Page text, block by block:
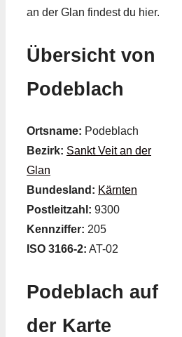
an der Glan findest du hier.
Übersicht von
Podeblach
Ortsname: Podeblach
Bezirk: Sankt Veit an der
Glan
Bundesland: Kärnten
Postleitzahl: 9300
Kennziffer: 205
ISO 3166-2: AT-02
Podeblach auf
der Karte